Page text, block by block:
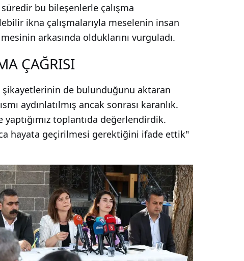
bu bileşenlerle çalışma
ikna çalışmalarıyla meselenin insan
arkasında olduklarını vurguladı.
ÇAĞRISI
şikayetlerinin de bulunduğunu aktaran
aydınlatılmış ancak sonrası karanlık.
toplantıda değerlendirdik.
hayata geçirilmesi gerektiğini ifade ettik"